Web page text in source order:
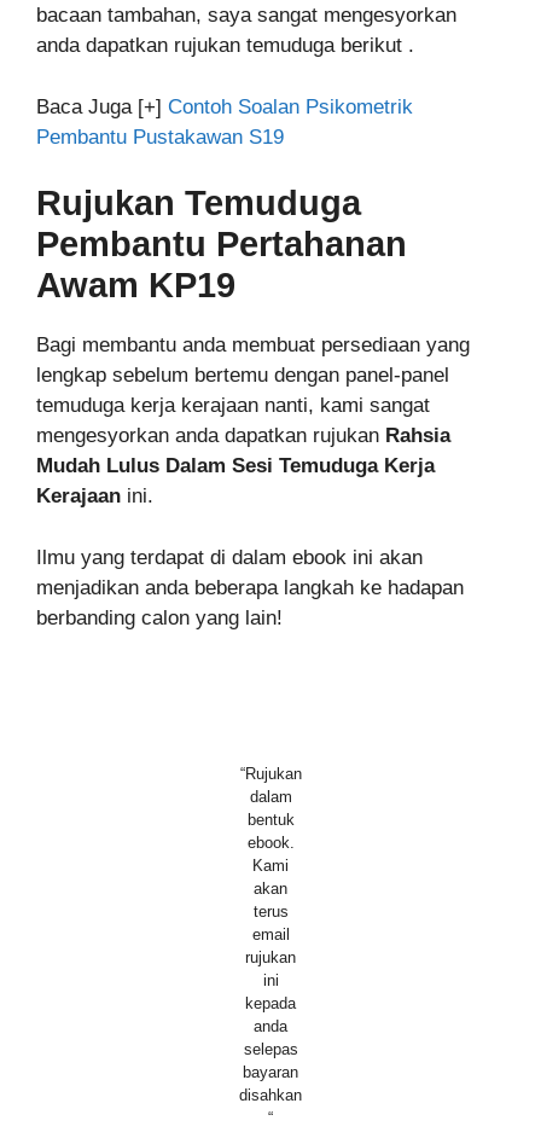
bacaan tambahan, saya sangat mengesyorkan
anda dapatkan rujukan temuduga berikut .
Baca Juga [+] Contoh Soalan Psikometrik
Pembantu Pustakawan S19
Rujukan Temuduga
Pembantu Pertahanan
Awam KP19
Bagi membantu anda membuat persediaan yang
lengkap sebelum bertemu dengan panel-panel
temuduga kerja kerajaan nanti, kami sangat
mengesyorkan anda dapatkan rujukan Rahsia
Mudah Lulus Dalam Sesi Temuduga Kerja
Kerajaan ini.
Ilmu yang terdapat di dalam ebook ini akan
menjadikan anda beberapa langkah ke hadapan
berbanding calon yang lain!
“Rujukan
dalam
bentuk
ebook.
Kami
akan
terus
email
rujukan
ini
kepada
anda
selepas
bayaran
disahkan
“